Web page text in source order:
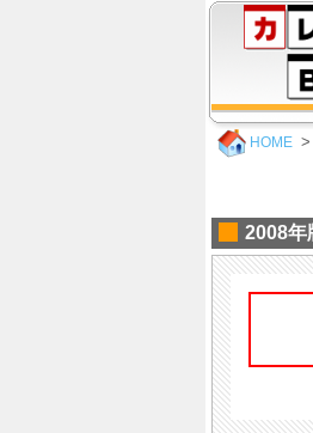
HOME
2008年